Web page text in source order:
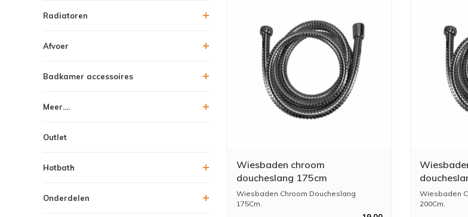
Radiatoren
Afvoer
Badkamer accessoires
Meer....
Outlet
Hotbath
Onderdelen
Wiesbaden chroom
doucheslang 175cm
Wiesbaden Chroom Doucheslang
175Cm.
Wiesbaden
200Cm.